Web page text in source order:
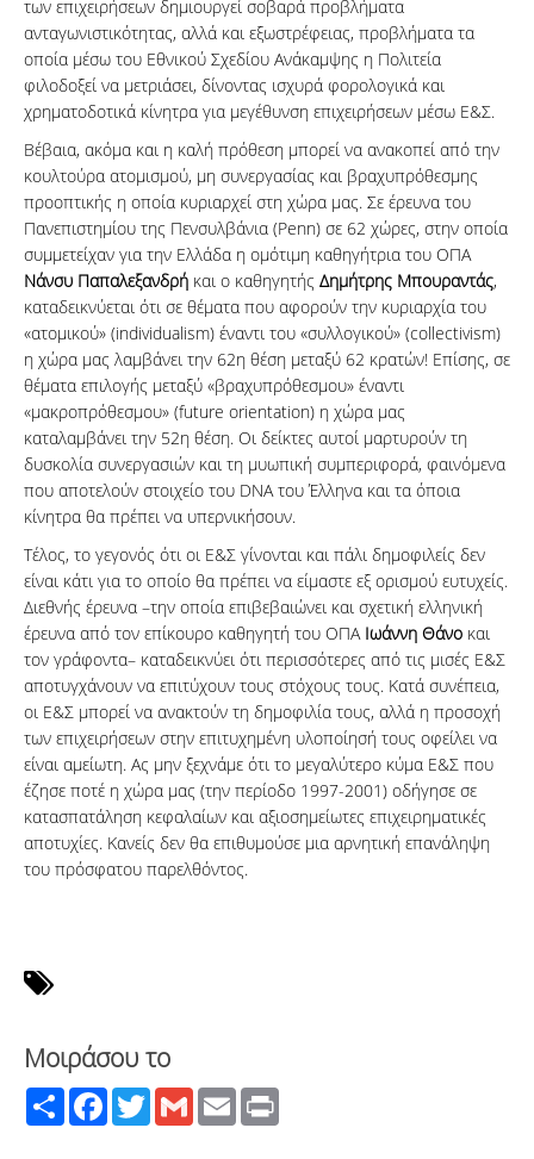
των επιχειρήσεων δημιουργεί σοβαρά προβλήματα
ανταγωνιστικότητας, αλλά και εξωστρέφειας, προβλήματα τα
οποία μέσω του Εθνικού Σχεδίου Ανάκαμψης η Πολιτεία
φιλοδοξεί να μετριάσει, δίνοντας ισχυρά φορολογικά και
χρηματοδοτικά κίνητρα για μεγέθυνση επιχειρήσεων μέσω Ε&Σ.
Βέβαια, ακόμα και η καλή πρόθεση μπορεί να ανακοπεί από την
κουλτούρα ατομισμού, μη συνεργασίας και βραχυπρόθεσμης
προοπτικής η οποία κυριαρχεί στη χώρα μας. Σε έρευνα του
Πανεπιστημίου της Πενσυλβάνια (Penn) σε 62 χώρες, στην οποία
συμμετείχαν για την Ελλάδα η ομότιμη καθηγήτρια του ΟΠΑ
Νάνσυ Παπαλεξανδρή και ο καθηγητής Δημήτρης Μπουραντάς,
καταδεικνύεται ότι σε θέματα που αφορούν την κυριαρχία του
«ατομικού» (individualism) έναντι του «συλλογικού» (collectivism)
η χώρα μας λαμβάνει την 62η θέση μεταξύ 62 κρατών! Επίσης, σε
θέματα επιλογής μεταξύ «βραχυπρόθεσμου» έναντι
«μακροπρόθεσμου» (future orientation) η χώρα μας
καταλαμβάνει την 52η θέση. Οι δείκτες αυτοί μαρτυρούν τη
δυσκολία συνεργασιών και τη μυωπική συμπεριφορά, φαινόμενα
που αποτελούν στοιχείο του DNA του Έλληνα και τα όποια
κίνητρα θα πρέπει να υπερνικήσουν.
Τέλος, το γεγονός ότι οι Ε&Σ γίνονται και πάλι δημοφιλείς δεν
είναι κάτι για το οποίο θα πρέπει να είμαστε εξ ορισμού ευτυχείς.
Διεθνής έρευνα –την οποία επιβεβαιώνει και σχετική ελληνική
έρευνα από τον επίκουρο καθηγητή του ΟΠΑ Ιωάννη Θάνο και
τον γράφοντα– καταδεικνύει ότι περισσότερες από τις μισές Ε&Σ
αποτυγχάνουν να επιτύχουν τους στόχους τους. Κατά συνέπεια,
οι Ε&Σ μπορεί να ανακτούν τη δημοφιλία τους, αλλά η προσοχή
των επιχειρήσεων στην επιτυχημένη υλοποίησή τους οφείλει να
είναι αμείωτη. Ας μην ξεχνάμε ότι το μεγαλύτερο κύμα Ε&Σ που
έζησε ποτέ η χώρα μας (την περίοδο 1997-2001) οδήγησε σε
κατασπατάληση κεφαλαίων και αξιοσημείωτες επιχειρηματικές
αποτυχίες. Κανείς δεν θα επιθυμούσε μια αρνητική επανάληψη
του πρόσφατου παρελθόντος.
Μοιράσου το
Share FacebookTwitterGmail Email